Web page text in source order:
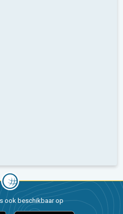
ook beschikbaar op